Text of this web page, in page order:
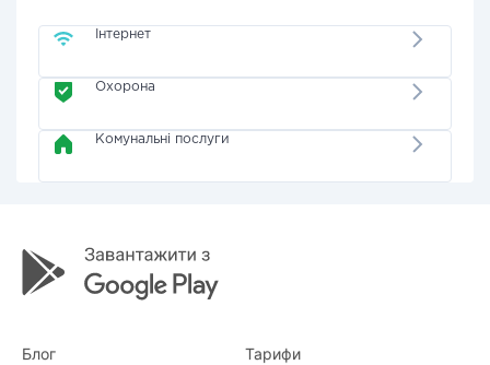
Інтернет
Охорона
Комунальні послуги
Блог Тарифи